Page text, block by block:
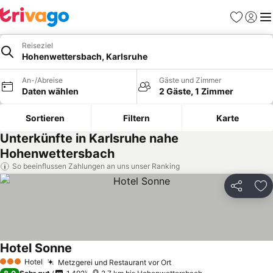
Favoriten
Reiseziel
Hohenwettersbach, Karlsruhe
An-/Abreise
Daten wählen
Gäste und Zimmer
2 Gäste, 1 Zimmer
Sortieren Filtern Karte
Unterkünfte in Karlsruhe nahe
Hohenwettersbach
So beeinflussen Zahlungen an uns unser Ranking
Teilen
3 SterneHotel Metzgerei und Restaurant vor OrtPreise sehen
Hotel Sonne